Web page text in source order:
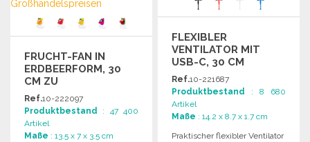
FRUCHT-FAN IN
ERDBEERFORM, 30
CM ZU
GROSSHANDELSPREISEN
Ref.10-222097
Produktbestand : 47 400
Artikel
Maße : 13.5 x 7 x 3.5 cm
FLEXIBLER
VENTILATOR MIT
USB-C, 30 CM
Ref.10-221687
Produktbestand : 8 680
Artikel
Maße : 14.2 x 8.7 x 1.7 cm
Praktischer flexibler Ventilator